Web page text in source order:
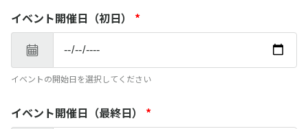
イベント開催日（初日） *
イベントの開始日を選択してください
イベント開催日（最終日） *